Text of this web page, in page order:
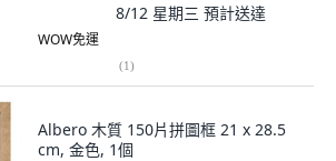
8/12 星期三 預計送達
WOW免運
(1)
Albero 木質 150片拼圖框 21 x 28.5
cm, 金色, 1個